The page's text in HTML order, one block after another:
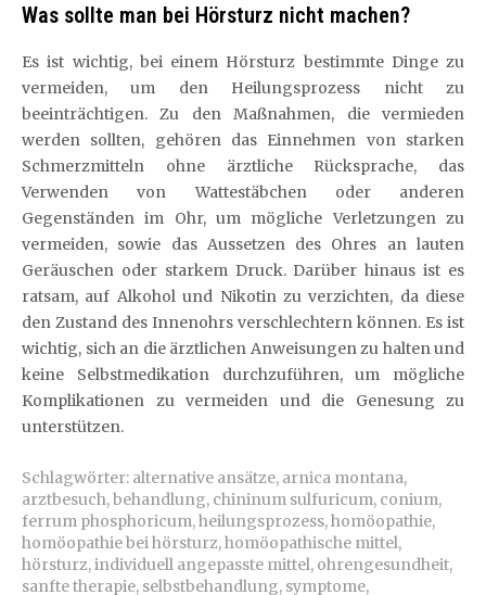
Was sollte man bei Hörsturz nicht machen?
Es ist wichtig, bei einem Hörsturz bestimmte Dinge zu
vermeiden, um den Heilungsprozess nicht zu
beeinträchtigen. Zu den Maßnahmen, die vermieden
werden sollten, gehören das Einnehmen von starken
Schmerzmitteln ohne ärztliche Rücksprache, das
Verwenden von Wattestäbchen oder anderen
Gegenständen im Ohr, um mögliche Verletzungen zu
vermeiden, sowie das Aussetzen des Ohres an lauten
Geräuschen oder starkem Druck. Darüber hinaus ist es
ratsam, auf Alkohol und Nikotin zu verzichten, da diese
den Zustand des Innenohrs verschlechtern können. Es ist
wichtig, sich an die ärztlichen Anweisungen zu halten und
keine Selbstmedikation durchzuführen, um mögliche
Komplikationen zu vermeiden und die Genesung zu
unterstützen.
Schlagwörter: alternative ansätze, arnica montana,
arztbesuch,behandlung, chininum sulfuricum, conium,
ferrum phosphoricum,heilungsprozess,homöopathie,
homöopathie bei hörsturz,homöopathische mittel,
hörsturz,individuell angepasste mittel, ohrengesundheit,
sanfte therapie, selbstbehandlung, symptome,